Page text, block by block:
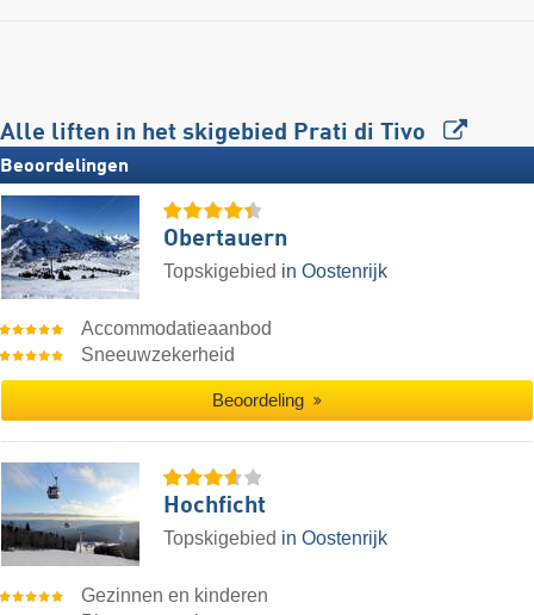
Alle liften in het skigebied Prati di Tivo
Beoordelingen
Obertauern
Topskigebied in Oostenrijk
Accommodatieaanbod
Sneeuwzekerheid
Beoordeling
Hochficht
Topskigebied in Oostenrijk
Gezinnen en kinderen